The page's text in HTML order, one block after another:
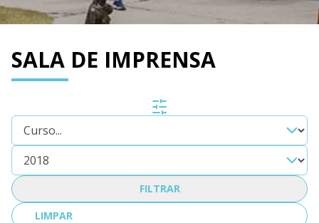
SALA DE IMPRENSA
FILTRAR
LIMPAR